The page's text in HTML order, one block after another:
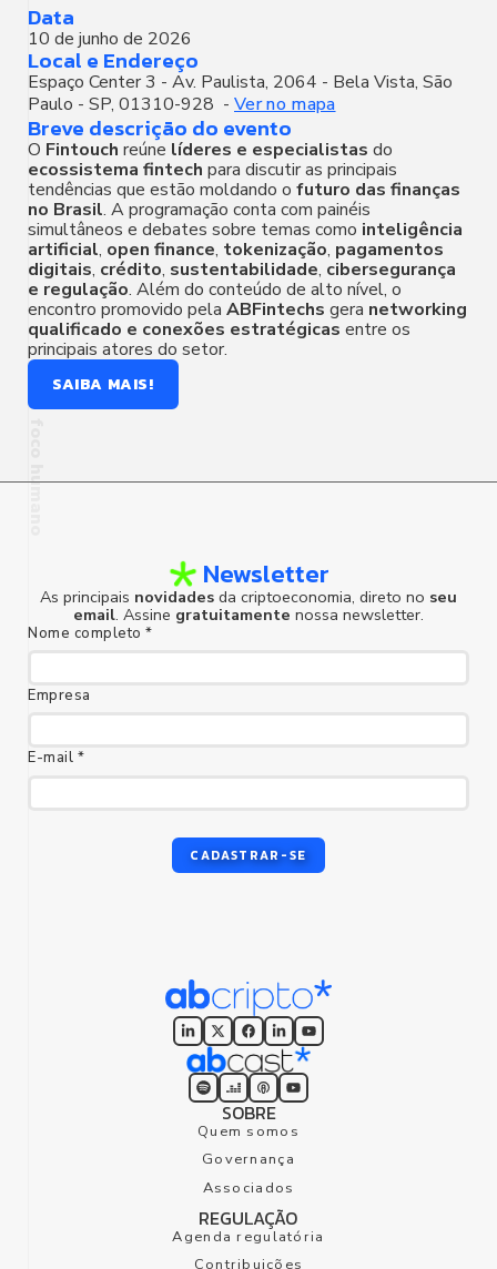
foco humano
Data
10 de junho de 2026
Local e Endereço
Espaço Center 3 - Av. Paulista, 2064 - Bela Vista, São
Paulo - SP, 01310-928 - Ver no mapa
Breve descrição do evento
O Fintouch reúne líderes e especialistas do
ecossistema fintech para discutir as principais
tendências que estão moldando o futuro das finanças
no Brasil. A programação conta com painéis
simultâneos e debates sobre temas como inteligência
artificial, open finance, tokenização, pagamentos
digitais, crédito, sustentabilidade, cibersegurança
e regulação. Além do conteúdo de alto nível, o
encontro promovido pela ABFintechs gera networking
qualificado e conexões estratégicas entre os
principais atores do setor.
SAIBA MAIS!
Newsletter
As principais novidades da criptoeconomia, direto no seu
email. Assine gratuitamente nossa newsletter.
Nome completo *
Empresa
E-mail *
CADASTRAR-SE
SOBRE
Quem somos
Governança
Associados
REGULAÇÃO
Agenda regulatória
Contribuições